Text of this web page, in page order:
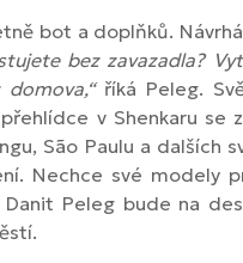
bot a doplňků.
bez zavazadla?
říká Peleg.
v Shenkaru
São Paulu a
Nechce své
Peleg bude na